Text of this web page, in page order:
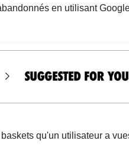
en utilisant
qu'un utilisateur a